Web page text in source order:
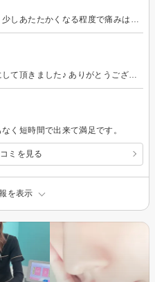
ニュアンスデザインの素敵なネイルにして頂きました♪ ありがとうございました♪
く短時間で出来て満足です。
ミを見る
を表示